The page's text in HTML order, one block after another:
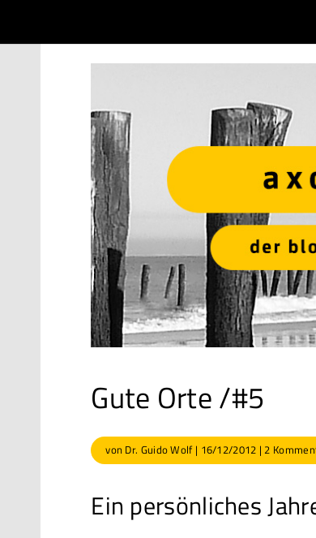
Gute Orte /#5
von Dr. Guido Wolf| 16/12/2012 |2
Ein persönliches